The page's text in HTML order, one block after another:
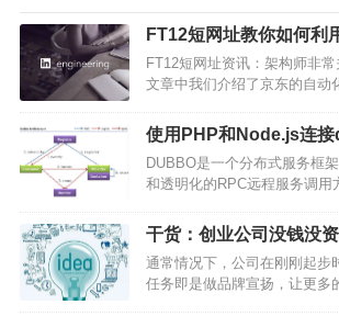
FT12短网址教你如何利
网站性能瓶颈(BOSS)
FT12短网址资讯：架构师非
文章中我们介绍了京东的自动
绍如何通过大数据算法来分析
性能瓶颈。本文由高可用架构
使用PHP和Node.js连
务
DUBBO是一个分布式服务框
和透明化的RPC远程服务调用
服务提供3,000,000,000+次访
应用于阿里巴巴集团的各成
干货：创业公司没钱没
广？
通常情况下，公司在刚刚起步
任务即是做品牌宣扬，让更多